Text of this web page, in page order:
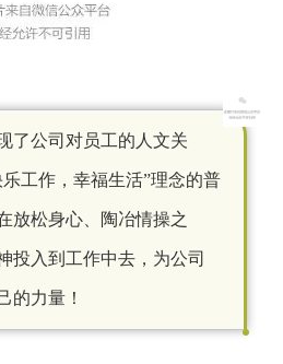
了公司对员工的人文关
乐工作，幸福生活”理念的普
放松身心、陶冶情操之
投入到工作中去，为公司
的力量！